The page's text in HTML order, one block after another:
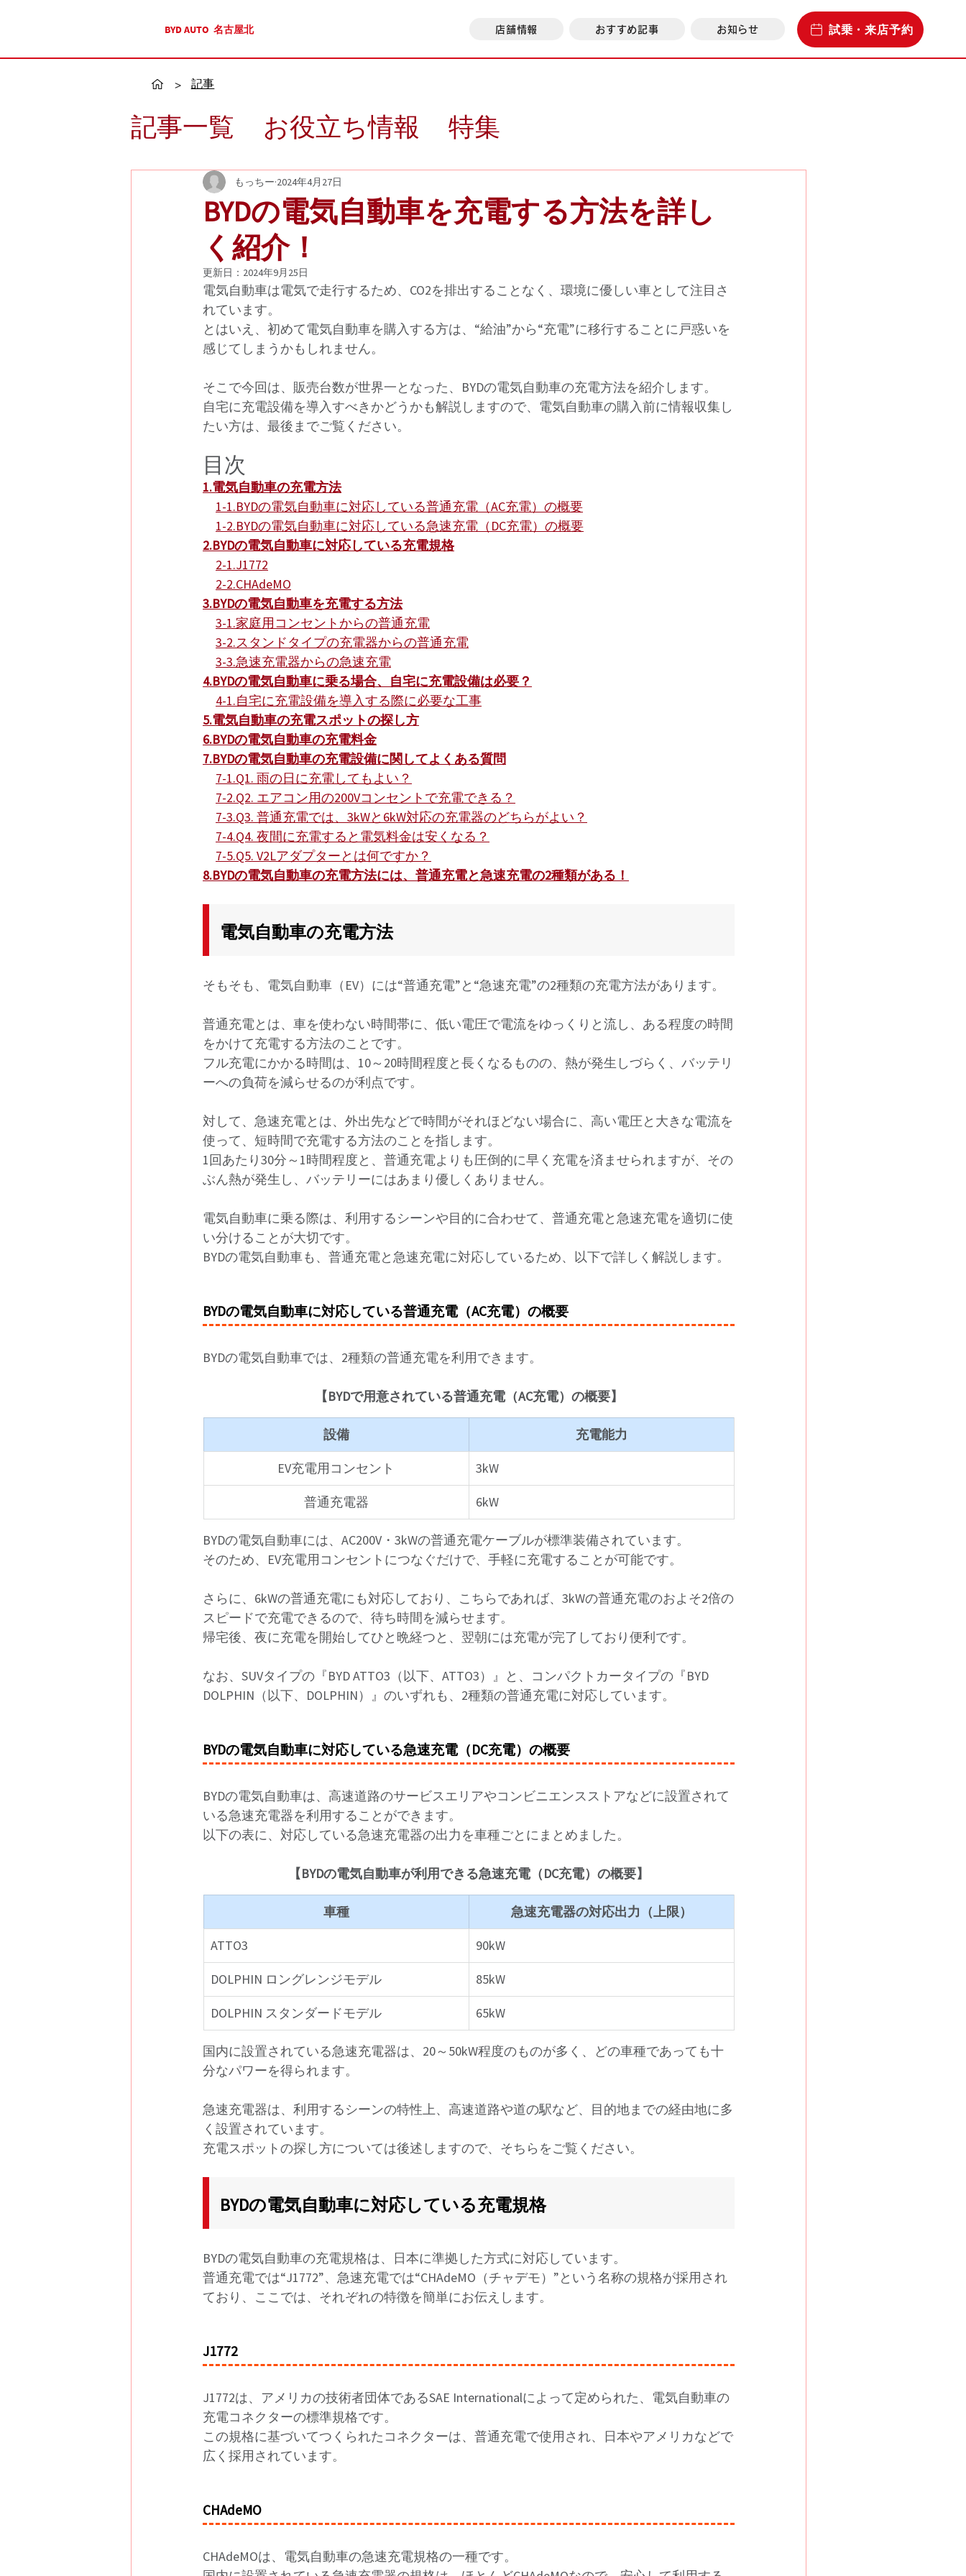
​BYD AUTO 名古屋北 店舗情報 おすすめ記事 お知らせ 試乗・来店予約
> 記事
記事一覧 お役立ち情報 特集
BYDの電気自動車を充電する方法を詳し
く紹介！
もっちー 2024年4月27日
更新日： 2024年9月25日
電気自動車は電気で走行するため、CO2を排出することなく、環境に優しい車として注目さ
れています。
とはいえ、初めて電気自動車を購入する方は、“給油”から“充電”に移行することに戸惑いを
感じてしまうかもしれません。
そこで今回は、販売台数が世界一となった、BYDの電気自動車の充電方法を紹介します。
自宅に充電設備を導入すべきかどうかも解説しますので、電気自動車の購入前に情報収集し
たい方は、最後までご覧ください。
目次
1.電気自動車の充電方法
1-1.BYDの電気自動車に対応している普通充電（AC充電）の概要
1-2.BYDの電気自動車に対応している急速充電（DC充電）の概要
2.BYDの電気自動車に対応している充電規格
2-1.J1772
2-2.CHAdeMO
3.BYDの電気自動車を充電する方法
3-1.家庭用コンセントからの普通充電
3-2.スタンドタイプの充電器からの普通充電
3-3.急速充電器からの急速充電
4.BYDの電気自動車に乗る場合、自宅に充電設備は必要？
4-1.自宅に充電設備を導入する際に必要な工事
5.電気自動車の充電スポットの探し方
6.BYDの電気自動車の充電料金
7.BYDの電気自動車の充電設備に関してよくある質問
7-1.Q1. 雨の日に充電してもよい？
7-2.Q2. エアコン用の200Vコンセントで充電できる？
7-3.Q3. 普通充電では、3kWと6kW対応の充電器のどちらがよい？
7-4.Q4. 夜間に充電すると電気料金は安くなる？
7-5.Q5. V2Lアダプターとは何ですか？
8.BYDの電気自動車の充電方法には、普通充電と急速充電の2種類がある！
電気自動車の充電方法
そもそも、電気自動車（EV）には“普通充電”と“急速充電”の2種類の充電方法があります。
普通充電とは、車を使わない時間帯に、低い電圧で電流をゆっくりと流し、ある程度の時間
をかけて充電する方法のことです。
フル充電にかかる時間は、10～20時間程度と長くなるものの、熱が発生しづらく、バッテリ
ーへの負荷を減らせるのが利点です。
対して、急速充電とは、外出先などで時間がそれほどない場合に、高い電圧と大きな電流を
使って、短時間で充電する方法のことを指します。
1回あたり30分～1時間程度と、普通充電よりも圧倒的に早く充電を済ませられますが、その
ぶん熱が発生し、バッテリーにはあまり優しくありません。
電気自動車に乗る際は、利用するシーンや目的に合わせて、普通充電と急速充電を適切に使
い分けることが大切です。
BYDの電気自動車も、普通充電と急速充電に対応しているため、以下で詳しく解説します。
BYDの電気自動車に対応している普通充電（AC充電）の概要
BYDの電気自動車では、2種類の普通充電を利用できます。
【BYDで用意されている普通充電（AC充電）の概要】
設備 充電能力
EV充電用コンセント 3kW
普通充電器 6kW
BYDの電気自動車には、AC200V・3kWの普通充電ケーブルが標準装備されています。
そのため、EV充電用コンセントにつなぐだけで、手軽に充電することが可能です。
さらに、6kWの普通充電にも対応しており、こちらであれば、3kWの普通充電のおよそ2倍の
スピードで充電できるので、待ち時間を減らせます。
帰宅後、夜に充電を開始してひと晩経つと、翌朝には充電が完了しており便利です。
なお、SUVタイプの『BYD ATTO3（以下、ATTO3）』と、コンパクトカータイプの『BYD
DOLPHIN（以下、DOLPHIN）』のいずれも、2種類の普通充電に対応しています。
BYDの電気自動車に対応している急速充電（DC充電）の概要
BYDの電気自動車は、高速道路のサービスエリアやコンビニエンスストアなどに設置されて
いる急速充電器を利用することができます。
以下の表に、対応している急速充電器の出力を車種ごとにまとめました。
【BYDの電気自動車が利用できる急速充電（DC充電）の概要】
車種 急速充電器の対応出力（上限）
ATTO3 90kW
DOLPHIN ロングレンジモデル 85kW
DOLPHIN スタンダードモデル 65kW
国内に設置されている急速充電器は、20～50kW程度のものが多く、どの車種であっても十
分なパワーを得られます。
急速充電器は、利用するシーンの特性上、高速道路や道の駅など、目的地までの経由地に多
く設置されています。
充電スポットの探し方については後述しますので、そちらをご覧ください。
BYDの電気自動車に対応している充電規格
BYDの電気自動車の充電規格は、日本に準拠した方式に対応しています。
普通充電では“J1772”、急速充電では“CHAdeMO（チャデモ）”という名称の規格が採用され
ており、ここでは、それぞれの特徴を簡単にお伝えします。
J1772
J1772は、アメリカの技術者団体であるSAE Internationalによって定められた、電気自動車の
充電コネクターの標準規格です。
この規格に基づいてつくられたコネクターは、普通充電で使用され、日本やアメリカなどで
広く採用されています。
CHAdeMO
CHAdeMOは、電気自動車の急速充電規格の一種です。